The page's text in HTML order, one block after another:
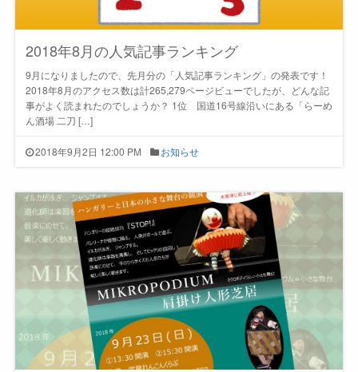
2018年8月の人気記事ランキング
9月になりましたので、先月分の「人気記事ランキング」の発表です！
2018年8月のアクセス数は計265,279ページビューでしたが、どんな記
事がよく読まれたのでしょうか？ 1位 国道16号線沿いにある「らーめ
ん酒場 二刀 […]
2018年9月2日 12:00 PM お知らせ